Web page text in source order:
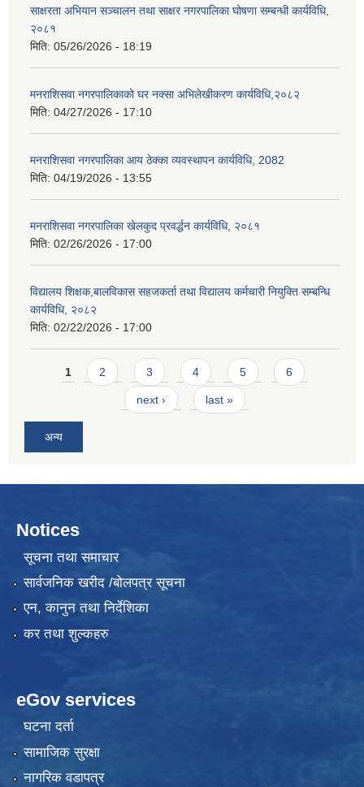
साक्षरता अभियान सञ्चालन तथा साक्षर नगरपालिका घोषणा सम्बन्धी कार्यविधि,
२०८१
मिति: 05/26/2026 - 18:19
मनराशिसवा नगरपालिकाको घर नक्सा अभिलेखीकरण कार्यविधि,२०८२
मिति: 04/27/2026 - 17:10
मनराशिसवा नगरपालिका आय ठेक्का व्यवस्थापन कार्यविधि, 2082
मिति: 04/19/2026 - 13:55
मनराशिसवा नगरपालिका खेलकुद प्रवर्द्धन कार्यविधि, २०८१
मिति: 02/26/2026 - 17:00
विद्यालय शिक्षक,बालविकास सहजकर्ता तथा विद्यालय कर्मचारी नियुक्ति सम्बन्धि
कार्यविधि, २०८२
मिति: 02/22/2026 - 17:00
Pages
1 2 3 4 5 6
next › last »
अन्य
Notices
सूचना तथा समाचार
सार्वजनिक खरीद /बोलपत्र सूचना
एन, कानुन तथा निर्देशिका
कर तथा शुल्कहरु
eGov services
घटना दर्ता
सामाजिक सुरक्षा
नागरिक वडापत्र